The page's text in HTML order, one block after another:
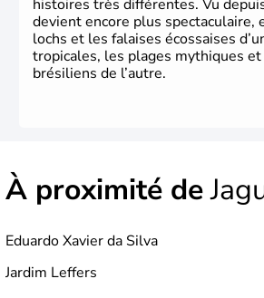
histoires très différentes. Vu
devient encore plus spectaculaire,
lochs et les falaises écossaises
tropicales, les plages mythiques
brésiliens de l’autre.
À proximité de
Eduardo Xavier da Silva
Jardim Leffers